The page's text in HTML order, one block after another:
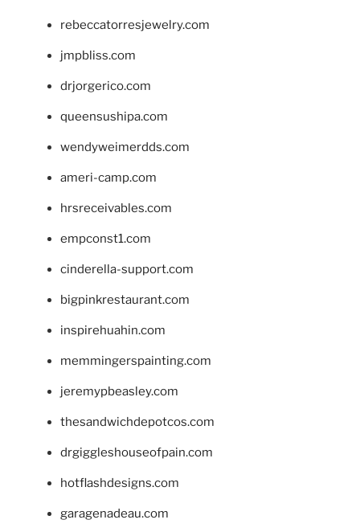
rebeccatorresjewelry.com
jmpbliss.com
drjorgerico.com
queensushipa.com
wendyweimerdds.com
ameri-camp.com
hrsreceivables.com
empconst1.com
cinderella-support.com
bigpinkrestaurant.com
inspirehuahin.com
memmingerspainting.com
jeremypbeasley.com
thesandwichdepotcos.com
drgiggleshouseofpain.com
hotflashdesigns.com
garagenadeau.com